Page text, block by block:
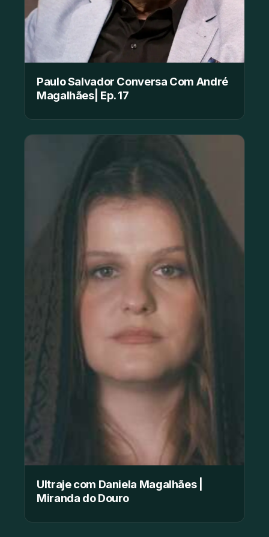
Paulo Salvador Conversa Com André
Magalhães| Ep. 17
Ultraje com Daniela Magalhães |
Miranda do Douro